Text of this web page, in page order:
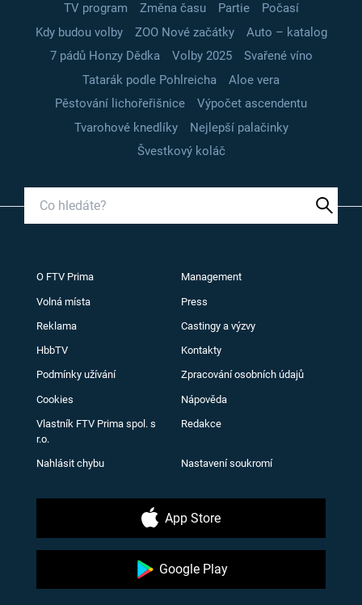
TV program
Změna času Partie
Počasí
Kdy budou volby
ZOO Nové začátky
Auto – katalog
7 pádů Honzy Dědka
Volby 2025
Svařené víno
Tatarák podle Pohlreicha
Aloe vera
Pěstování lichořeřišnice
Výpočet ascendentu
Tvarohové knedlíky
Nejlepší palačinky
Švestkový koláč
O FTV Prima Management
Volná místa Press
Reklama Castingy a výzvy
HbbTV Kontakty
Podmínky užívání Zpracování osobních údajů
Cookies Nápověda
Vlastník FTV Prima spol. s
r.o.
Redakce
Nahlásit chybu Nastavení soukromí
App Store
Google Play